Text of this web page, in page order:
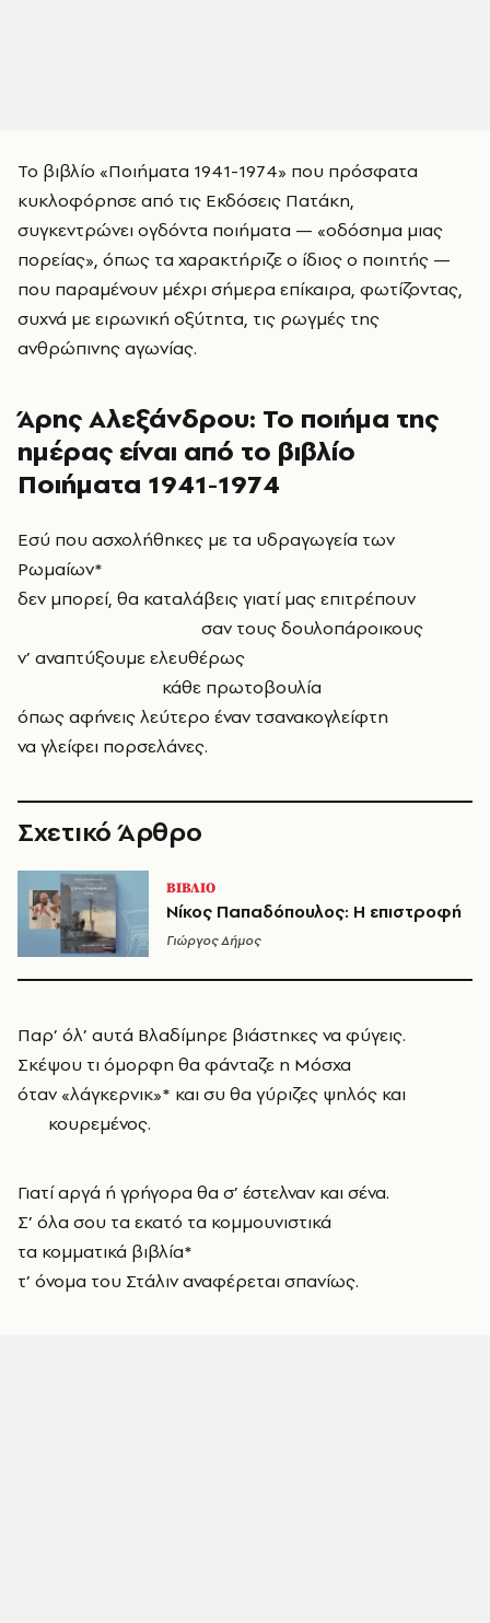
Το βιβλίο «Ποιήματα 1941-1974» που πρόσφατα
κυκλοφόρησε από τις Εκδόσεις Πατάκη,
συγκεντρώνει ογδόντα ποιήματα — «οδόσημα μιας
πορείας», όπως τα χαρακτήριζε ο ίδιος ο ποιητής —
που παραμένουν μέχρι σήμερα επίκαιρα, φωτίζοντας,
συχνά με ειρωνική οξύτητα, τις ρωγμές της
ανθρώπινης αγωνίας.
Άρης Αλεξάνδρου: Το ποιήμα της
ημέρας είναι από το βιβλίο
Ποιήματα 1941-1974
Εσύ που ασχολήθηκες με τα υδραγωγεία των
Ρωμαίων*
δεν μπορεί, θα καταλάβεις γιατί μας επιτρέπουν
σαν τους δουλοπάροικους
ν’ αναπτύξουμε ελευθέρως
κάθε πρωτοβουλία
όπως αφήνεις λεύτερο έναν τσανακογλείφτη
να γλείφει πορσελάνες.
Σχετικό Άρθρο
ΒΙΒΛΙΟ
Νίκος Παπαδόπουλος: Η επιστροφή
Γιώργος Δήμος
Παρ’ όλ’ αυτά Βλαδίμηρε βιάστηκες να φύγεις.
Σκέψου τι όμορφη θα φάνταζε η Μόσχα
όταν «λάγκερνικ»* και συ θα γύριζες ψηλός και
κουρεμένος.
Γιατί αργά ή γρήγορα θα σ’ έστελναν και σένα.
Σ’ όλα σου τα εκατό τα κομμουνιστικά
τα κομματικά βιβλία*
τ’ όνομα του Στάλιν αναφέρεται σπανίως.